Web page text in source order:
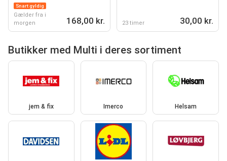
Snart gyldig
Gælder fra i
morgen
168,00 kr. 23 timer 30,00 kr.
Butikker med Multi i deres sortiment
jem & fix Imerco Helsam